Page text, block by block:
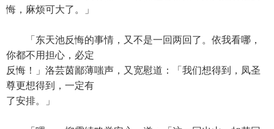
悔，麻烦可大了。」
「东天池反悔的事情，又不是一回两回了。依我看哪，
你都不用担心，必定
反悔！」洛芸茵鄙薄嗤声，又宽慰道：「我们想得到，凤圣
尊更想得到，一定有
了安排。」